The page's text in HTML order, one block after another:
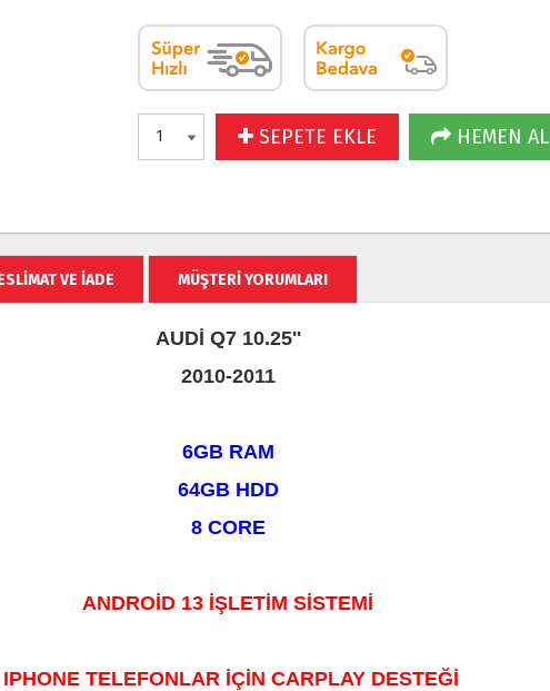
SEPETE EKLE HEMEN AL
VE İADE MÜŞTERİ YORUMLARI
AUDİ Q7 10.25''
2010-2011
6GB RAM
64GB HDD
8 CORE
ANDROİD 13 İŞLETİM SİSTEMİ
IPHONE TELEFONLAR İÇİN CARPLAY DESTEĞİ